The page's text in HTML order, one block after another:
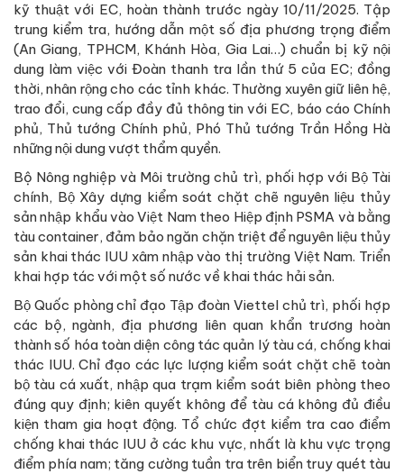
kỹ thuật với EC, hoàn thành trước ngày 10/11/2025. Tập
trung kiểm tra, hướng dẫn một số địa phương trọng điểm
(An Giang, TPHCM, Khánh Hòa, Gia Lai…) chuẩn bị kỹ nội
dung làm việc với Đoàn thanh tra lần thứ 5 của EC; đồng
thời, nhân rộng cho các tỉnh khác. Thường xuyên giữ liên hệ,
trao đổi, cung cấp đầy đủ thông tin với EC, báo cáo Chính
phủ, Thủ tướng Chính phủ, Phó Thủ tướng Trần Hồng Hà
những nội dung vượt thẩm quyền.
Bộ Nông nghiệp và Môi trường chủ trì, phối hợp với Bộ Tài
chính, Bộ Xây dựng kiểm soát chặt chẽ nguyên liệu thủy
sản nhập khẩu vào Việt Nam theo Hiệp định PSMA và bằng
tàu container, đảm bảo ngăn chặn triệt để nguyên liệu thủy
sản khai thác IUU xâm nhập vào thị trường Việt Nam. Triển
khai hợp tác với một số nước về khai thác hải sản.
Bộ Quốc phòng chỉ đạo Tập đoàn Viettel chủ trì, phối hợp
các bộ, ngành, địa phương liên quan khẩn trương hoàn
thành số hóa toàn diện công tác quản lý tàu cá, chống khai
thác IUU. Chỉ đạo các lực lượng kiểm soát chặt chẽ toàn
bộ tàu cá xuất, nhập qua trạm kiểm soát biên phòng theo
đúng quy định; kiên quyết không để tàu cá không đủ điều
kiện tham gia hoạt động. Tổ chức đợt kiểm tra cao điểm
chống khai thác IUU ở các khu vực, nhất là khu vực trọng
điểm phía nam; tăng cường tuần tra trên biển truy quét tàu